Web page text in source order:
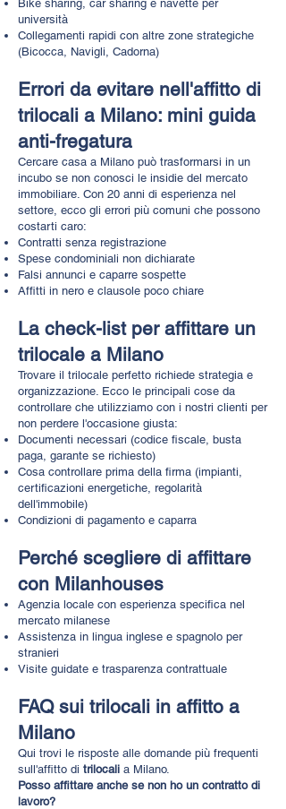
Bike sharing, car sharing e navette per
università
Collegamenti rapidi con altre zone strategiche
(Bicocca, Navigli, Cadorna)
Errori da evitare nell'affitto di
trilocali a Milano: mini guida
anti-fregatura
Cercare casa a Milano può trasformarsi in un
incubo se non conosci le insidie del mercato
immobiliare. Con 20 anni di esperienza nel
settore, ecco gli errori più comuni che possono
costarti caro:
Contratti senza registrazione
Spese condominiali non dichiarate
Falsi annunci e caparre sospette
Affitti in nero e clausole poco chiare
La check-list per affittare un
trilocale a Milano
Trovare il trilocale perfetto richiede strategia e
organizzazione. Ecco le principali cose da
controllare che utilizziamo con i nostri clienti per
non perdere l'occasione giusta:
Documenti necessari (codice fiscale, busta
paga, garante se richiesto)
Cosa controllare prima della firma (impianti,
certificazioni energetiche, regolarità
dell'immobile)
Condizioni di pagamento e caparra
Perché scegliere di affittare
con Milanhouses
Agenzia locale con esperienza specifica nel
mercato milanese
Assistenza in lingua inglese e spagnolo per
stranieri
Visite guidate e trasparenza contrattuale
FAQ sui trilocali in affitto a
Milano
Qui trovi le risposte alle domande più frequenti
sull'affitto di trilocali a Milano.
Posso affittare anche se non ho un contratto di
lavoro?